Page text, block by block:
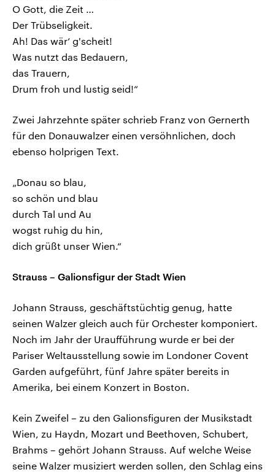
O Gott, die Zeit …
Der Trübseligkeit.
Ah! Das wär‘ g'scheit!
Was nutzt das Bedauern,
das Trauern,
Drum froh und lustig seid!“
Zwei Jahrzehnte später schrieb Franz von Gernerth
für den Donauwalzer einen versöhnlichen, doch
ebenso holprigen Text.
„Donau so blau,
so schön und blau
durch Tal und Au
wogst ruhig du hin,
dich grüßt unser Wien.“
Strauss – Galionsfigur der Stadt Wien
Johann Strauss, geschäftstüchtig genug, hatte
seinen Walzer gleich auch für Orchester komponiert.
Noch im Jahr der Uraufführung wurde er bei der
Pariser Weltausstellung sowie im Londoner Covent
Garden aufgeführt, fünf Jahre später bereits in
Amerika, bei einem Konzert in Boston.
Kein Zweifel – zu den Galionsfiguren der Musikstadt
Wien, zu Haydn, Mozart und Beethoven, Schubert,
Brahms – gehört Johann Strauss. Auf welche Weise
seine Walzer musiziert werden sollen, den Schlag eins